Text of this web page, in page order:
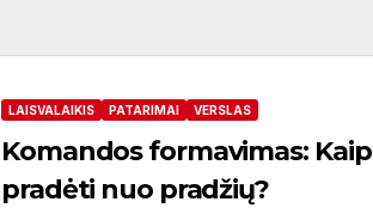
LAISVALAIKIS PATARIMAI VERSLAS
Komandos formavimas: Kaip
pradėti nuo pradžių?